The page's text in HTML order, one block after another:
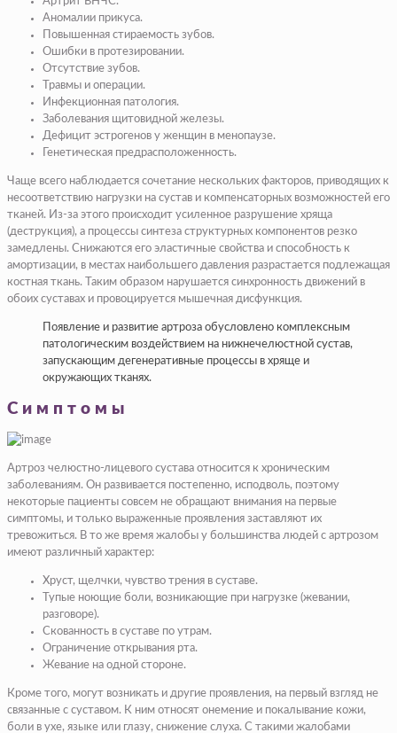
Аномалии прикуса.
Повышенная стираемость зубов.
Ошибки в протезировании.
Отсутствие зубов.
Травмы и операции.
Инфекционная патология.
Заболевания щитовидной железы.
Дефицит эстрогенов у женщин в менопаузе.
Генетическая предрасположенность.
Чаще всего наблюдается сочетание нескольких факторов, приводящих к
несоответствию нагрузки на сустав и компенсаторных возможностей его
тканей. Из-за этого происходит усиленное разрушение хряща
(деструкция), а процессы синтеза структурных компонентов резко
замедлены. Снижаются его эластичные свойства и способность к
амортизации, в местах наибольшего давления разрастается подлежащая
костная ткань. Таким образом нарушается синхронность движений в
обоих суставах и провоцируется мышечная дисфункция.
Появление и развитие артроза обусловлено комплексным
патологическим воздействием на нижнечелюстной сустав,
запускающим дегенеративные процессы в хряще и
окружающих тканях.
Симптомы
Артроз челюстно-лицевого сустава относится к хроническим
заболеваниям. Он развивается постепенно, исподволь, поэтому
некоторые пациенты совсем не обращают внимания на первые
симптомы, и только выраженные проявления заставляют их
тревожиться. В то же время жалобы у большинства людей с артрозом
имеют различный характер:
Хруст, щелчки, чувство трения в суставе.
Тупые ноющие боли, возникающие при нагрузке (жевании,
разговоре).
Скованность в суставе по утрам.
Ограничение открывания рта.
Жевание на одной стороне.
Кроме того, могут возникать и другие проявления, на первый взгляд не
связанные с суставом. К ним относят онемение и покалывание кожи,
боли в ухе, языке или глазу, снижение слуха. С такими жалобами